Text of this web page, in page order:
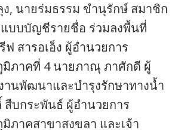
ง, นายร่มธรรม ขำนุรักษ์ สมาชิก
บบบัญชีรายชื่อ ร่วมลงพื้นที่
สารอเอ็ง ผู้อำนวยการ
มิภาคที่ 4 นายภาณุ ภาศักดี ผู้
านพัฒนาและบำรุงรักษาทางน้ำ
บกระพันธ์ ผู้อำนวยการ
ภาคสาขาสงขลา และเจ้า